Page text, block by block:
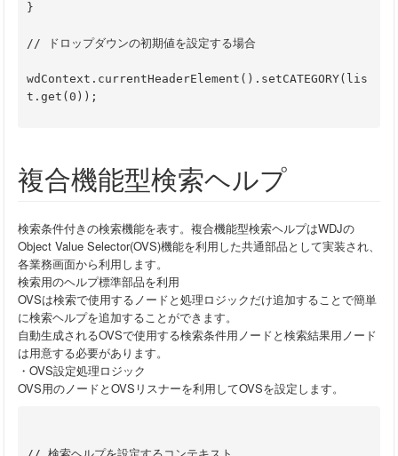
}
// ドロップダウンの初期値を設定する場合
wdContext.currentHeaderElement().setCATEGORY(lis
t.get(0));
複合機能型検索ヘルプ
検索条件付きの検索機能を表す。複合機能型検索ヘルプはWDJの
Object Value Selector(OVS)機能を利用した共通部品として実装され、
各業務画面から利用します。
検索用のヘルプ標準部品を利用
OVSは検索で使用するノードと処理ロジックだけ追加することで簡単
に検索ヘルプを追加することができます。
自動生成されるOVSで使用する検索条件用ノードと検索結果用ノード
は用意する必要があります。
・OVS設定処理ロジック
OVS用のノードとOVSリスナーを利用してOVSを設定します。